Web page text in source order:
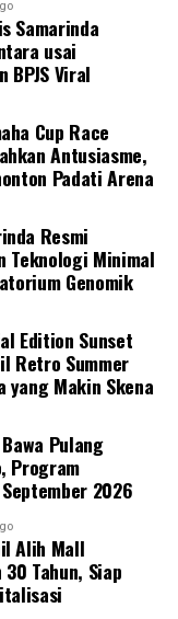
Samarinda
usai
BPJS Viral
Cup Race
Antusiasme,
Padati Arena
Resmi
Teknologi Minimal
Genomik
Edition Sunset
Retro Summer
yang Makin Skena
Pulang
Program
2026
Alih Mall
Tahun, Siap